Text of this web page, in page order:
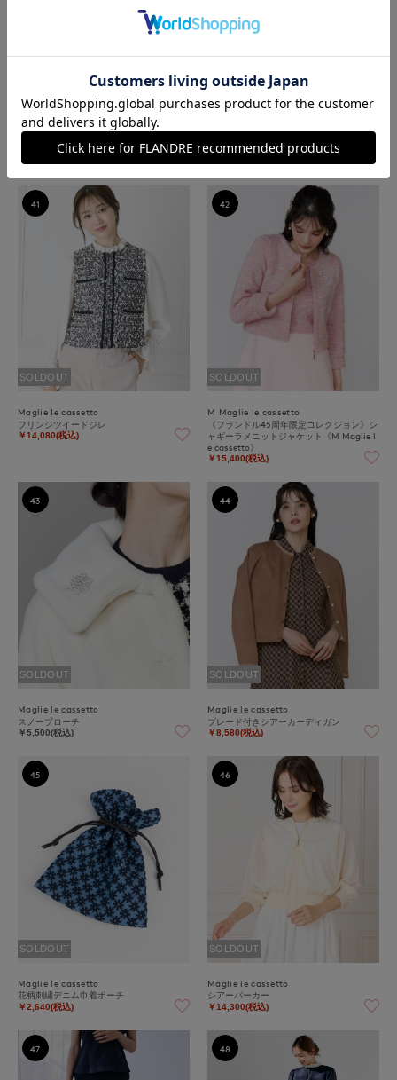
M Maglie le cassetto
￥15,400(税込)
￥15,840(税込)
SOLDOUT
Maglie le cassetto
フリンジツイードジレ
￥14,080(税込)
41
SOLDOUT
M Maglie le cassetto
《フランドル45周年限定コレクション》シ
ャギーラメニットジャケット《M Maglie l
e cassetto》
￥15,400(税込)
42
SOLDOUT
Maglie le cassetto
スノーブローチ
￥5,500(税込)
43
SOLDOUT
Maglie le cassetto
ブレード付きシアーカーディガン
￥8,580(税込)
44
SOLDOUT
Maglie le cassetto
花柄刺繍デニム巾着ポーチ
￥2,640(税込)
45
SOLDOUT
Maglie le cassetto
シアーパーカー
￥14,300(税込)
46
47 48